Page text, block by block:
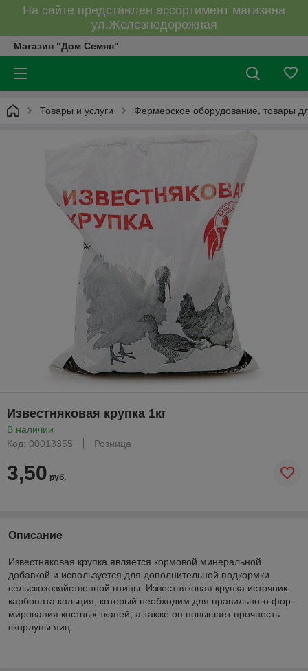
На сайте представлен ассортимент магазина
ул.Железнодорожная
Магазин "Дом Семян"
Товары и услуги Фермерское оборудование, товары
Известняковая крупка 1кг
В наличии
Код: 00013355
Розница
3,50 руб.
Описание
Известняковая крупка является кормовой минеральной
добавкой и используется для дополнительной подкормки
сельско­хозяйственной птицы. Известняковая крупка источник
карбоната кальция, который необходим для правильного фор­
мирования костных тканей, а также он повышает проч­ность
скорлупы яиц.